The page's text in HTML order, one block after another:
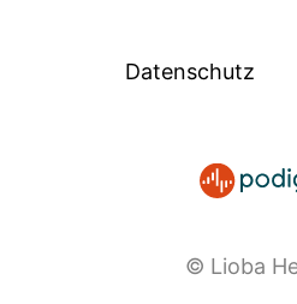
Datenschutz
© Lioba